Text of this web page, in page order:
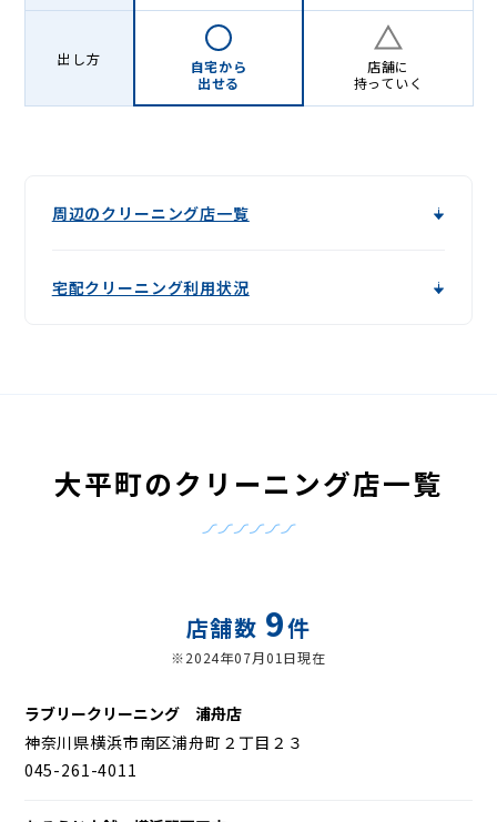
出し方
自宅から
出せる
店舗に
持っていく
周辺のクリーニング店一覧
宅配クリーニング利用状況
大平町のクリーニング店一覧
店舗数 9件
※2024年07月01日現在
ラブリークリーニング 浦舟店
神奈川県横浜市南区浦舟町２丁目２３
045-261-4011